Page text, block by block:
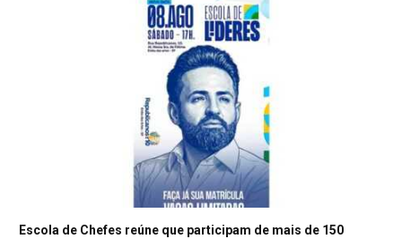
Escola de Chefes reúne que participam de mais de 150